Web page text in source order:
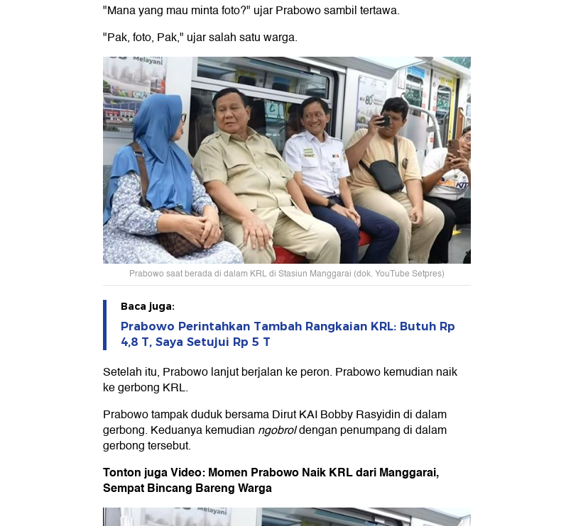
"Mana yang mau minta foto?" ujar Prabowo sambil tertawa.
"Pak, foto, Pak," ujar salah satu warga.
Prabowo saat berada di dalam KRL di Stasiun Manggarai (dok. YouTube Setpres)
Baca juga:
Prabowo Perintahkan Tambah Rangkaian KRL: Butuh Rp
4,8 T, Saya Setujui Rp 5 T
Setelah itu, Prabowo lanjut berjalan ke peron. Prabowo kemudian naik
ke gerbong KRL.
Prabowo tampak duduk bersama Dirut KAI Bobby Rasyidin di dalam
gerbong. Keduanya kemudian ngobroldengan penumpang di dalam
gerbong tersebut.
Tonton juga Video: Momen Prabowo Naik KRL dari Manggarai,
Sempat Bincang Bareng Warga